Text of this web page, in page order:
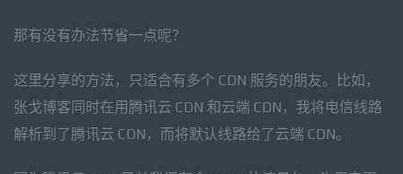
那有没有办法节省一点呢？
这里分享的方法，只适合有多个 CDN 服务的朋友。比如，
张戈博客同时在用腾讯云 CDN 和云端 CDN，我将电信线路
解析到了腾讯云 CDN，而将默认线路给了云端 CDN。